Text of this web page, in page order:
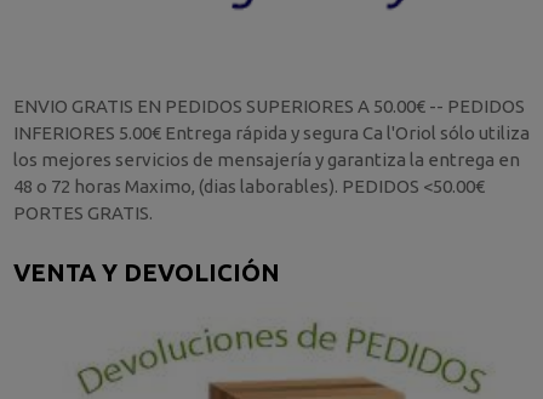
ENVIO GRATIS EN PEDIDOS SUPERIORES A 50.00€ -- PEDIDOS
INFERIORES 5.00€ Entrega rápida y segura Ca l'Oriol sólo utiliza
los mejores servicios de mensajería y garantiza la entrega en
48 o 72 horas Maximo, (dias laborables). PEDIDOS <50.00€
PORTES GRATIS.
VENTA Y DEVOLICIÓN